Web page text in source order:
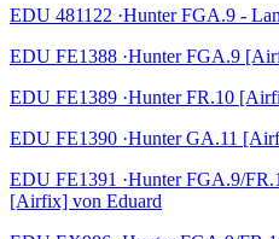
EDU 481122 ·Hunter FGA.9 -
EDU FE1388 ·Hunter FGA.9
EDU FE1389 ·Hunter FR.10
EDU FE1390 ·Hunter GA.11
EDU FE1391 ·Hunter FGA.9/
[Airfix] von Eduard